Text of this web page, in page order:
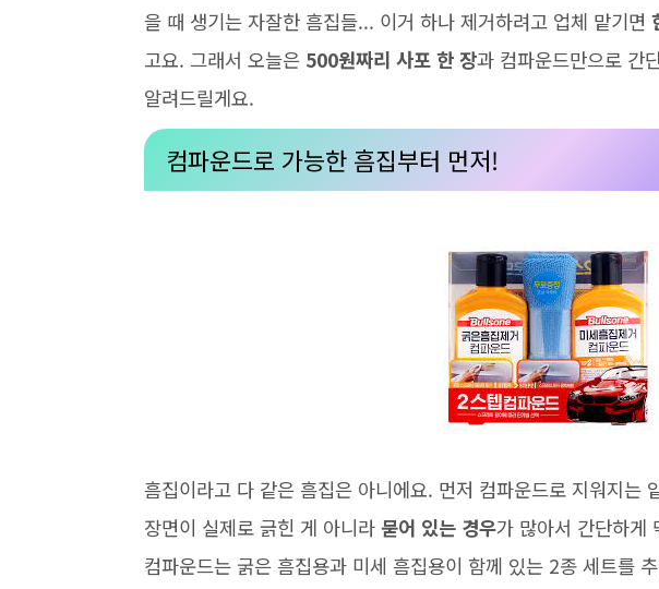
을 때 생기는 자잘한 흠집들... 이거 하나 제거하려고 업체 맡기면
고요. 그래서 오늘은 500원짜리 사포 한 장과 컴파운드만으로 간
알려드릴게요.
컴파운드로 가능한 흠집부터 먼저!
흠집이라고 다 같은 흠집은 아니에요. 먼저 컴파운드로 지워지는
장면이 실제로 긁힌 게 아니라 묻어 있는 경우가 많아서 간단하게
컴파운드는 굵은 흠집용과 미세 흠집용이 함께 있는 2종 세트를